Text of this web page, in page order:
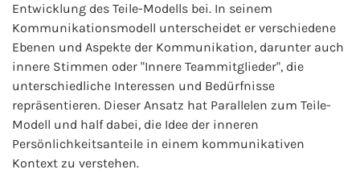
Entwicklung des Teile-Modells bei. In seinem
Kommunikationsmodell unterscheidet er verschiedene
Ebenen und Aspekte der Kommunikation, darunter auch
innere Stimmen oder "Innere Teammitglieder", die
unterschiedliche Interessen und Bedürfnisse
repräsentieren. Dieser Ansatz hat Parallelen zum Teile-
Modell und half dabei, die Idee der inneren
Persönlichkeitsanteile in einem kommunikativen
Kontext zu verstehen.